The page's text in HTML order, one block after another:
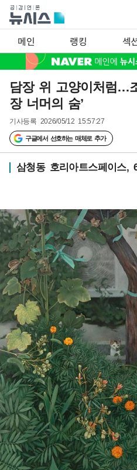
메인 랭킹 섹
담장 위 고양이처럼…
장 너머의 숨’
기사등록 2026/05/12 15:57:27
구글에서 선호하는 매체로 추가
삼청동 호리아트스페이스,